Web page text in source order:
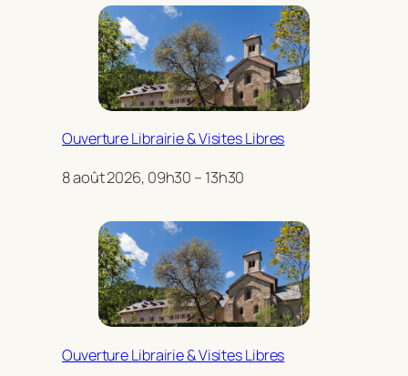
Ouverture Librairie & Visites Libres
8 août 2026, 09h30 – 13h30
Ouverture Librairie & Visites Libres